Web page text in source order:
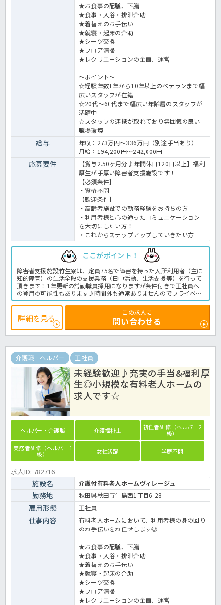
★お食事の配膳、下膳
★食事・入浴・排泄介助
★着替えのお手伝い
★就寝・起床の介助
★シーツ交換
★フロア清掃
★レクリエーションの企画、運営
～ポイント～
☆経験年数1年から10年以上のベテランまで幅
広いスタッフが在籍
☆20代～60代まで幅広い年齢層のスタッフが
活躍中
☆スタッフの連携が取れており雰囲気の良い
職場環境
給与
年収：273万円～336万円（別途手当あり）
月給：194,200円～242,000円
応募要件
【賞与2.50ヶ月分♪年間休日120日以上】福利
厚生が手厚い障害者支援施設です！
【必須条件】
・資格不問
【歓迎条件】
・高齢者施設での勤務経験をお持ちの方
・利用者様と心の通ったコミュニケーション
を大切にしたい方！
・これからステップアップしていきたい方
ここがポイント！
障害者支援施設竹生寮は、定員75名で障害を持った入所利用者（主に
知的障害）の生活全般の支援業務（日中活動、生活支援等）を行って
頂きます！1年更新の常勤職員採用になりますが条件付きで正社員へ
の登用の可能性もあります♪時間外も通常ありませんのでプライベー
トの時間もしっかり確保出来ます！賞与も2.5ヶ月分ありますが正社
員雇用になると大幅に上がるのも嬉しいポイントです♪障害者支援の
経験がない方でも応募が可能ですので、これからチャレンジしていき
たい方はお気軽にほっ介護までお気軽にお問い合わせください！障害
者支援施設での介護業務全般です。
＜介護職 正職員 障害者支援施設の求人＞
詳細を見る
この求人に
問い合わせる
介護職・ヘルパー 正社員
未経験歓迎♪充実の手当&福利厚
生◎小規模な有料老人ホームの
求人です☆
ヘルパー・介護職 介護福祉士
初任者研修（ヘルパー2
級）
実務者研修（ヘルパー1
級）
女性活躍 学歴不問
求人ID: 782716
施設名 介護付有料老人ホームヴィレージュ
勤務地 秋田県秋田市牛島西1丁目6-28
雇用形態 正社員
仕事内容
有料老人ホームにおいて、利用者様の身の回り
のお手伝いをお任せします◎
★お食事の配膳、下膳
★食事・入浴・排泄介助
★着替えのお手伝い
★就寝・起床の介助
★シーツ交換
★フロア清掃
★レクリエーションの企画、運営